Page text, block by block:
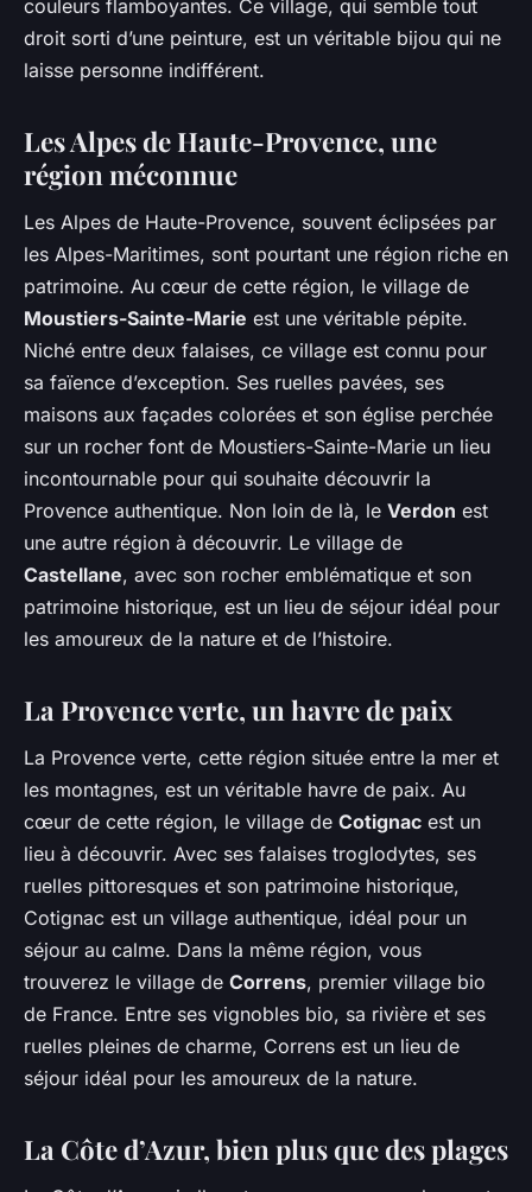
couleurs flamboyantes. Ce village, qui semble tout
droit sorti d’une peinture, est un véritable bijou qui ne
laisse personne indifférent.
Les Alpes de Haute-Provence, une
région méconnue
Les Alpes de Haute-Provence, souvent éclipsées par
les Alpes-Maritimes, sont pourtant une région riche en
patrimoine. Au cœur de cette région, le village de
Moustiers-Sainte-Marie est une véritable pépite.
Niché entre deux falaises, ce village est connu pour
sa faïence d’exception. Ses ruelles pavées, ses
maisons aux façades colorées et son église perchée
sur un rocher font de Moustiers-Sainte-Marie un lieu
incontournable pour qui souhaite découvrir la
Provence authentique. Non loin de là, le Verdon est
une autre région à découvrir. Le village de
Castellane, avec son rocher emblématique et son
patrimoine historique, est un lieu de séjour idéal pour
les amoureux de la nature et de l’histoire.
La Provence verte, un havre de paix
La Provence verte, cette région située entre la mer et
les montagnes, est un véritable havre de paix. Au
cœur de cette région, le village de Cotignac est un
lieu à découvrir. Avec ses falaises troglodytes, ses
ruelles pittoresques et son patrimoine historique,
Cotignac est un village authentique, idéal pour un
séjour au calme. Dans la même région, vous
trouverez le village de Correns, premier village bio
de France. Entre ses vignobles bio, sa rivière et ses
ruelles pleines de charme, Correns est un lieu de
séjour idéal pour les amoureux de la nature.
La Côte d’Azur, bien plus que des plages